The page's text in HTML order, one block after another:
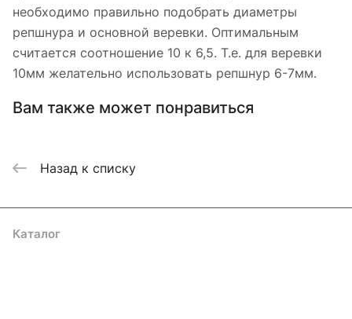
необходимо правильно подобрать диаметры
репшнура и основной веревки. Оптимальным
считается соотношение 10 к 6,5. Т.е. для веревки
10мм желательно использовать репшнур 6-7мм.
Вам также может понравиться
Назад к списку
Каталог